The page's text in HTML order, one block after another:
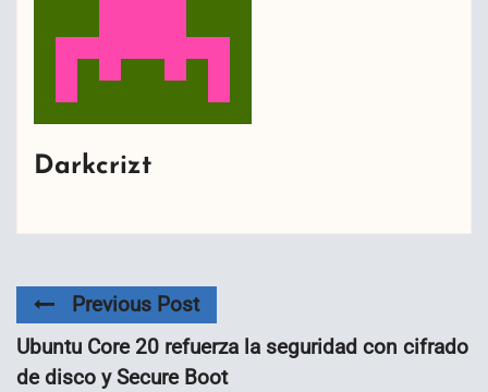
Darkcrizt
Previous Post
Ubuntu Core 20 refuerza la seguridad con cifrado
de disco y Secure Boot